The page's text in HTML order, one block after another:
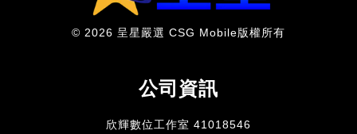
© 2026 呈星嚴選 CSG Mobile版權所有
公司資訊
欣輝數位工作室 41018546